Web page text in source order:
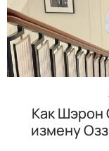
Как Шэрон
измену